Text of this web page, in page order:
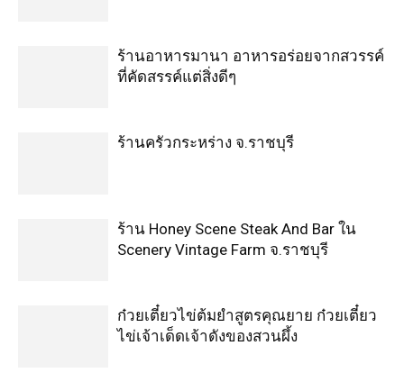
ร้านอาหารมานา อาหารอร่อยจากสวรรค์
ที่คัดสรรค์แต่สิ่งดีๆ
ร้านครัวกระหร่าง จ.ราชบุรี
ร้าน Honey Scene Steak And Bar ใน
Scenery Vintage Farm จ.ราชบุรี
ก๋วยเตี๋ยวไข่ต้มยำสูตรคุณยาย ก๋วยเตี๋ยว
ไข่เจ้าเด็ดเจ้าดังของสวนผึ้ง